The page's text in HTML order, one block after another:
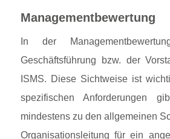
Managementbewertung
In der
Geschäftsführung bzw. der
ISMS. Diese Sichtweise ist
spezifischen Anforderungen
mindestens zu den allgemeinen
Organisationsleitung für ein